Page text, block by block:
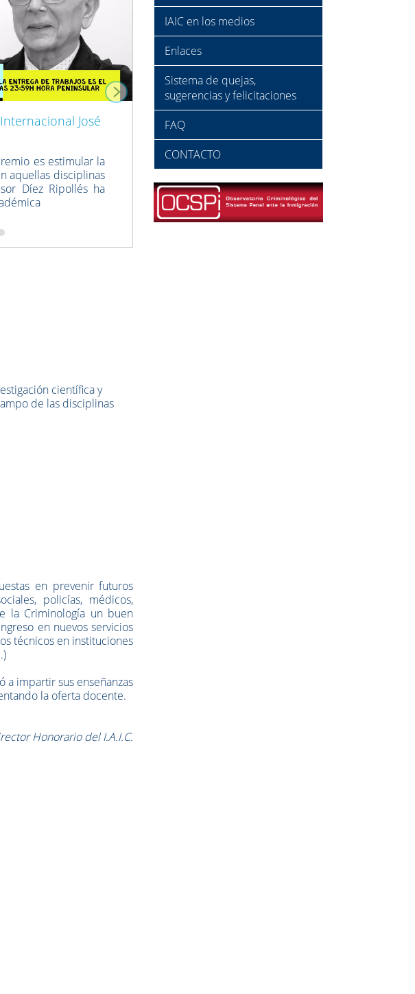
José
es estimular la
aquellas disciplinas
Díez Ripollés ha
científica y
de las disciplinas
en prevenir futuros
policías, médicos,
la Criminología un buen
en nuevos servicios
técnicos en instituciones
a impartir sus enseñanzas
la oferta docente.
Honorario del I.A.I.C.
IAIC en los medios
Enlaces
Sistema de quejas,
sugerencias y felicitaciones
FAQ
CONTACTO